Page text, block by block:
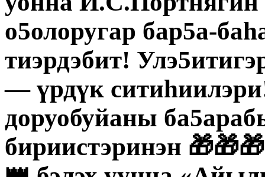
о5олоругар бар5а-
тиэрдэбит!
— үрдүк
доруобуйаны
бириистэринэн